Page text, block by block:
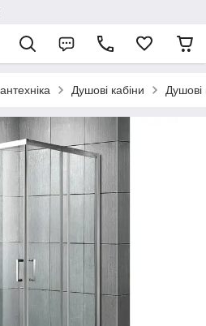
Душові кабіни Душові